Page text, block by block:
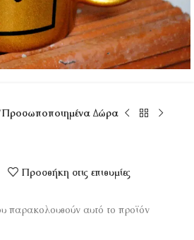
Προσωποποιημένα Δώρα
Προσθήκη στις επιθυμίες
παρακολουθούν αυτό το προϊόν